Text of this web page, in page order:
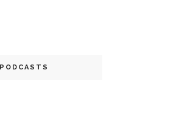
PODCASTS